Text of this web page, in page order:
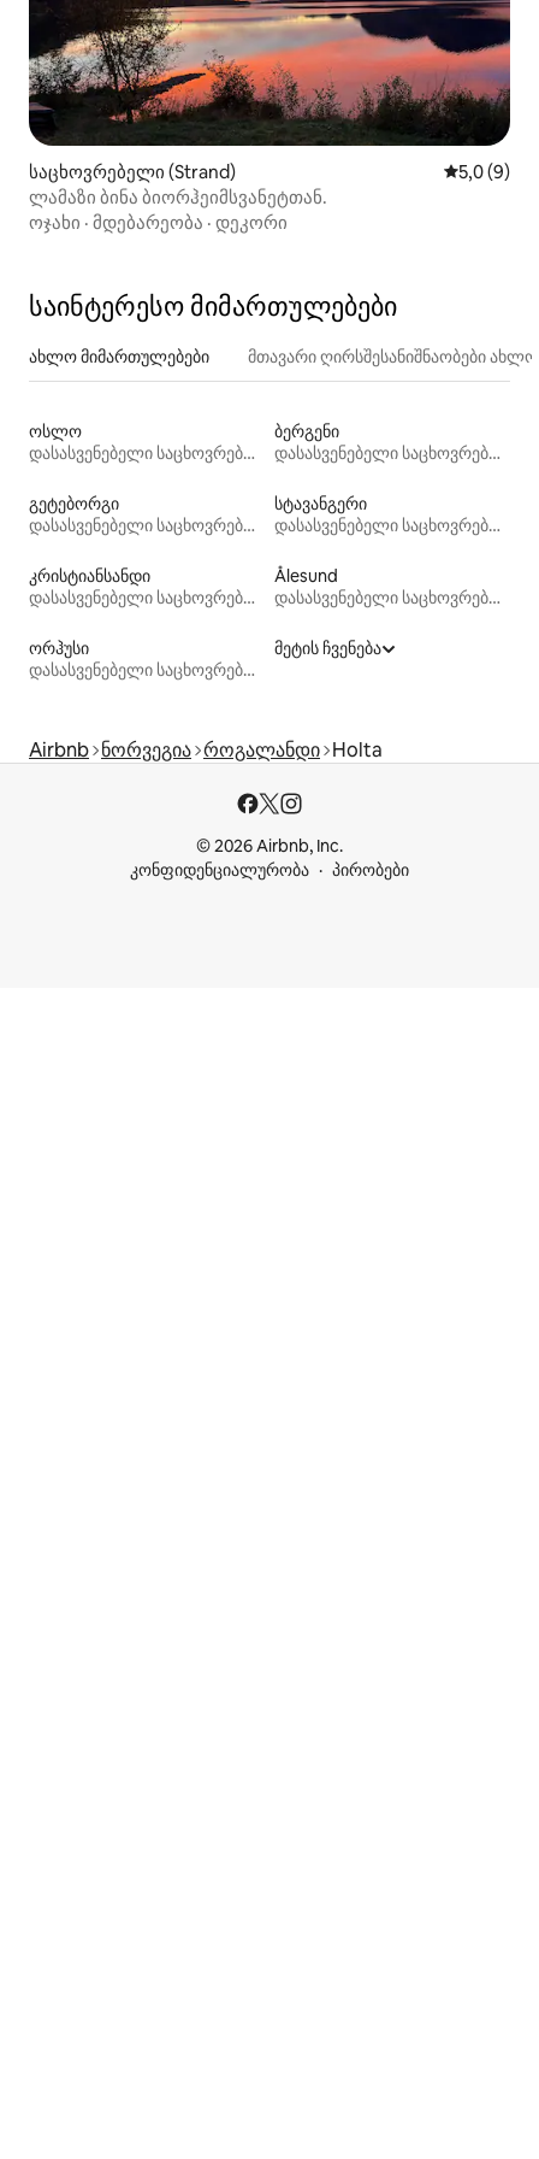
საცხოვრებელი (Strand) საშუალო
5,0 (9)
ლამაზი ბინა ბიორჰეიმსვანეტთან.
ოჯახი · მდებარეობა · დეკორი
საინტერესო მიმართულებები
ახლო მიმართულებები მთავარი ღირსშესანიშნაობები
ოსლო
დასასვენებელი საცხოვრებლები
ბერგენი
დასასვენებელი საცხოვრებლები
გეტებორგი
დასასვენებელი საცხოვრებლები
სტავანგერი
დასასვენებელი საცხოვრებლები
კრისტიანსანდი
დასასვენებელი საცხოვრებლები
Ålesund
დასასვენებელი საცხოვრებლები
ორჰუსი
დასასვენებელი საცხოვრებლები
მეტის ჩვენება
Airbnb ნორვეგია როგალანდი Holta
© 2026 Airbnb, Inc.
კონფიდენციალურობა
პირობები